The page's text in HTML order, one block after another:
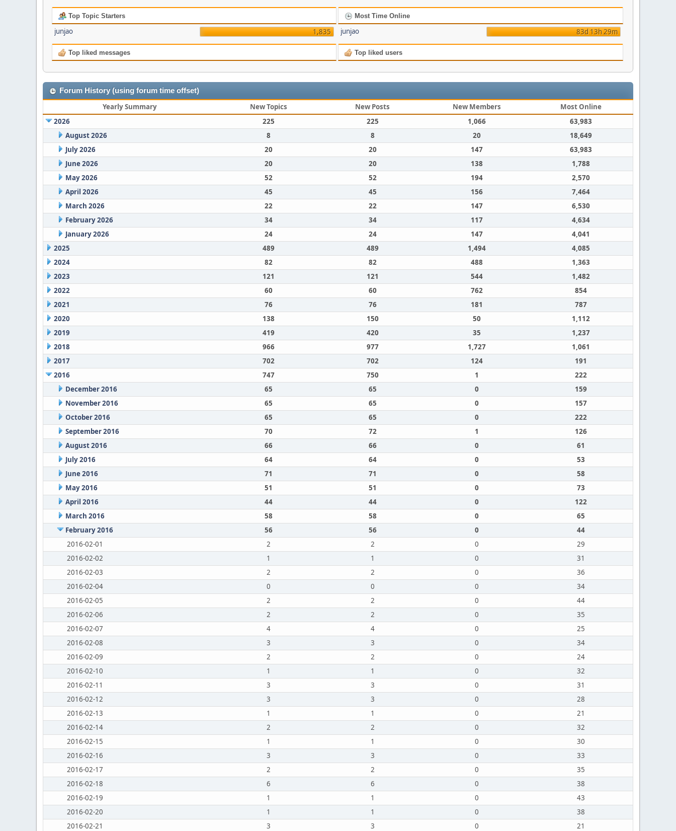
Top Topic Starters
junjao 1,835
Most Time Online
junjao 83d 13h 29m
Top liked messages Top liked users
Forum History (using forum time offset)
Yearly Summary New Topics New Posts New Members
Most Online
2026
225 225 1,066
63,983
August 2026
8 8 20
18,649
July 2026
20 20 147
63,983
June 2026
20 20 138
1,788
May 2026
52 52 194
2,570
April 2026
45 45 156
7,464
March 2026
22 22 147
6,530
February 2026
34 34 117
4,634
January 2026
24 24 147
4,041
2025
489 489 1,494
4,085
2024
82 82 488
1,363
2023
121 121 544
1,482
2022
60 60 762
854
2021
76 76 181
787
2020
138 150 50
1,112
2019
419 420 35
1,237
2018
966 977 1,727
1,061
2017
702 702 124
191
2016
747 750 1
222
December 2016
65 65 0
159
November 2016
65 65 0
157
October 2016
65 65 0
222
September 2016
70 72 1
126
August 2016
66 66 0
61
July 2016
64 64 0
53
June 2016
71 71 0
58
May 2016
51 51 0
73
April 2016
44 44 0
122
March 2016
58 58 0
65
February 2016
56 56 0
44
2016-02-01
2 2 0
29
2016-02-02
1 1 0
31
2016-02-03
2 2 0
36
2016-02-04
0 0 0
34
2016-02-05
2 2 0
44
2016-02-06
2 2 0
35
2016-02-07
4 4 0
25
2016-02-08
3 3 0
34
2016-02-09
2 2 0
24
2016-02-10
1 1 0
32
2016-02-11
3 3 0
31
2016-02-12
3 3 0
28
2016-02-13
1 1 0
21
2016-02-14
2 2 0
32
2016-02-15
1 1 0
30
2016-02-16
3 3 0
33
2016-02-17
2 2 0
35
2016-02-18
6 6 0
38
2016-02-19
1 1 0
43
2016-02-20
1 1 0
38
2016-02-21
3 3 0 21